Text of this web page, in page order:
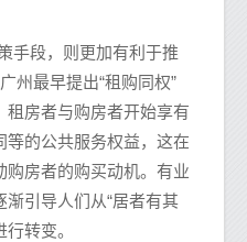
手段，则更加有利于推
州最早提出“租购同权”
租房者与购房者开始享有
的公共服务权益，这在
房者的购买动机。有业
引导人们从“居者有其
转变。